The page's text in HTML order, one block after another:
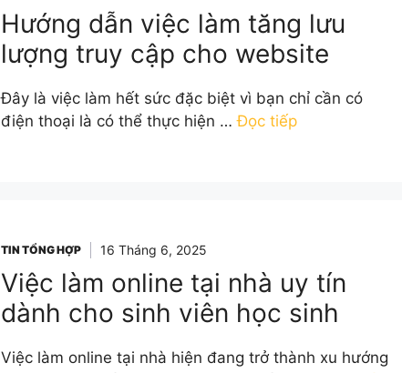
Hướng dẫn việc làm tăng lưu
lượng truy cập cho website
Đây là việc làm hết sức đặc biệt vì bạn chỉ cần có
điện thoại là có thể thực hiện …Đọc tiếp
TIN TỔNG HỢP 16 Tháng 6, 2025
Việc làm online tại nhà uy tín
dành cho sinh viên học sinh
Việc làm online tại nhà hiện đang trở thành xu hướng